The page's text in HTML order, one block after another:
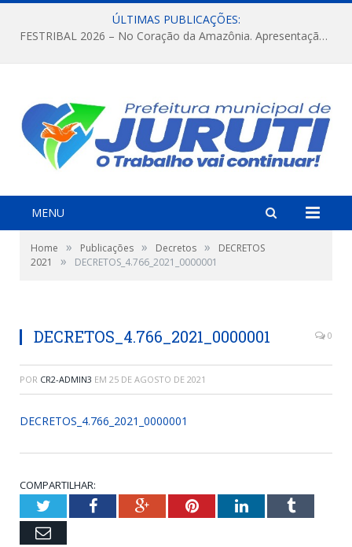
ÚLTIMAS PUBLICAÇÕES:
FESTRIBAL 2026 – No Coração da Amazônia. Apresentação da Munduruku.
MENU
Home » Publicações » Decretos »
DECRETOS
2021
» DECRETOS_4.766_2021_0000001
DECRETOS_4.766_2021_0000001 0
POR CR2-ADMIN3 EM 25 DE AGOSTO DE 2021
DECRETOS_4.766_2021_0000001
COMPARTILHAR:
TwitterFacebookGoogle+PinterestLinkedInTumblr
Email